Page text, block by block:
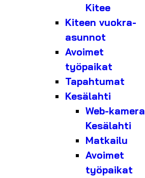
Kitee
Kiteen vuokra-
asunnot
Avoimet
työpaikat
Tapahtumat
Kesälahti
Web-kamera
Kesälahti
Matkailu
Avoimet
työpaikat